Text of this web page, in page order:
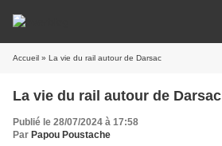
Accueil » La vie du rail autour de Darsac
La vie du rail autour de Darsac
Publié le 28/07/2024 à 17:58
Par Papou Poustache